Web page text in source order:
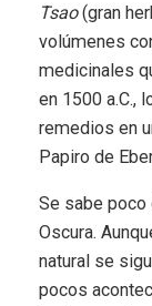
Tsao(gran
volúmenes
medicinales
en 1500 a.C.,
remedios en
Papiro de
Se sabe poco
Oscura.
natural se
pocos